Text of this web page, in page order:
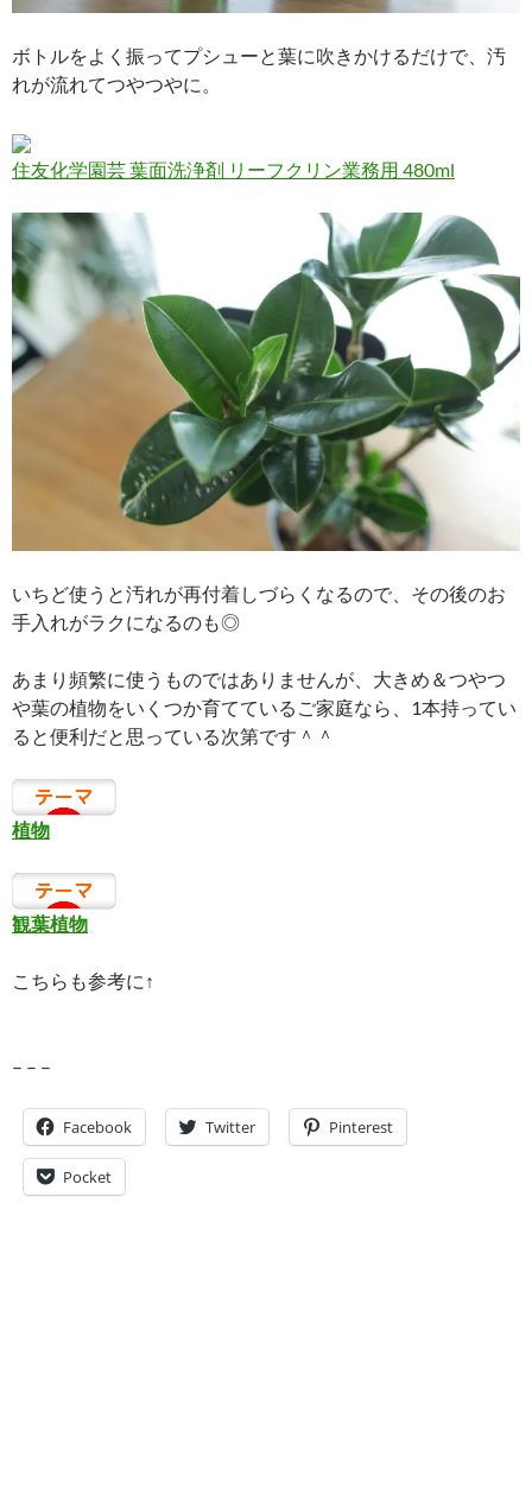
ボトルをよく振ってプシューと葉に吹きかけるだけで、汚
れが流れてつやつやに。
住友化学園芸 葉面洗浄剤 リーフクリン業務用 480ml
いちど使うと汚れが再付着しづらくなるので、その後のお
手入れがラクになるのも◎
あまり頻繁に使うものではありませんが、大きめ＆つやつ
や葉の植物をいくつか育てているご家庭なら、1本持ってい
ると便利だと思っている次第です＾＾
植物
観葉植物
こちらも参考に↑
– – –
Facebook Twitter Pinterest
Pocket